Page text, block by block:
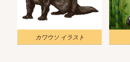
カワウソ イラスト